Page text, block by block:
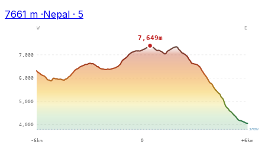
7661 m ·Nepal · 5